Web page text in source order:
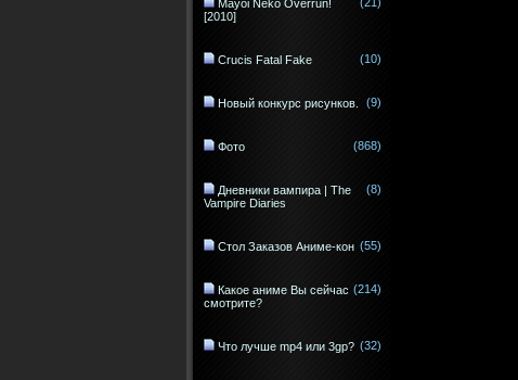
Mayoi Neko Overrun!
[2010]
Crucis Fatal Fake (10)
Новый конкурс рисунков. (9)
Фото (868)
Дневники вампира | The
Vampire Diaries
(8)
Стол Заказов Аниме-кон (55)
Какое аниме Вы сейчас
смотрите?
(214)
Что лучше mp4 или 3gp? (32)